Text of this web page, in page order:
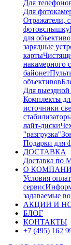
Для
Для
Отражатели,
фотовспышку
для
зарядные
карты
накамерного
байонет
объективов
Для выездной
Комплекты
источники
лайт-диски
"разгрузка"
Подарки для
ДОСТАВКА
Доставка по
О
Условия
сервис
задаваемые
АКЦИИ И
БЛОГ
КОНТАКТЫ
+7 (495) 162